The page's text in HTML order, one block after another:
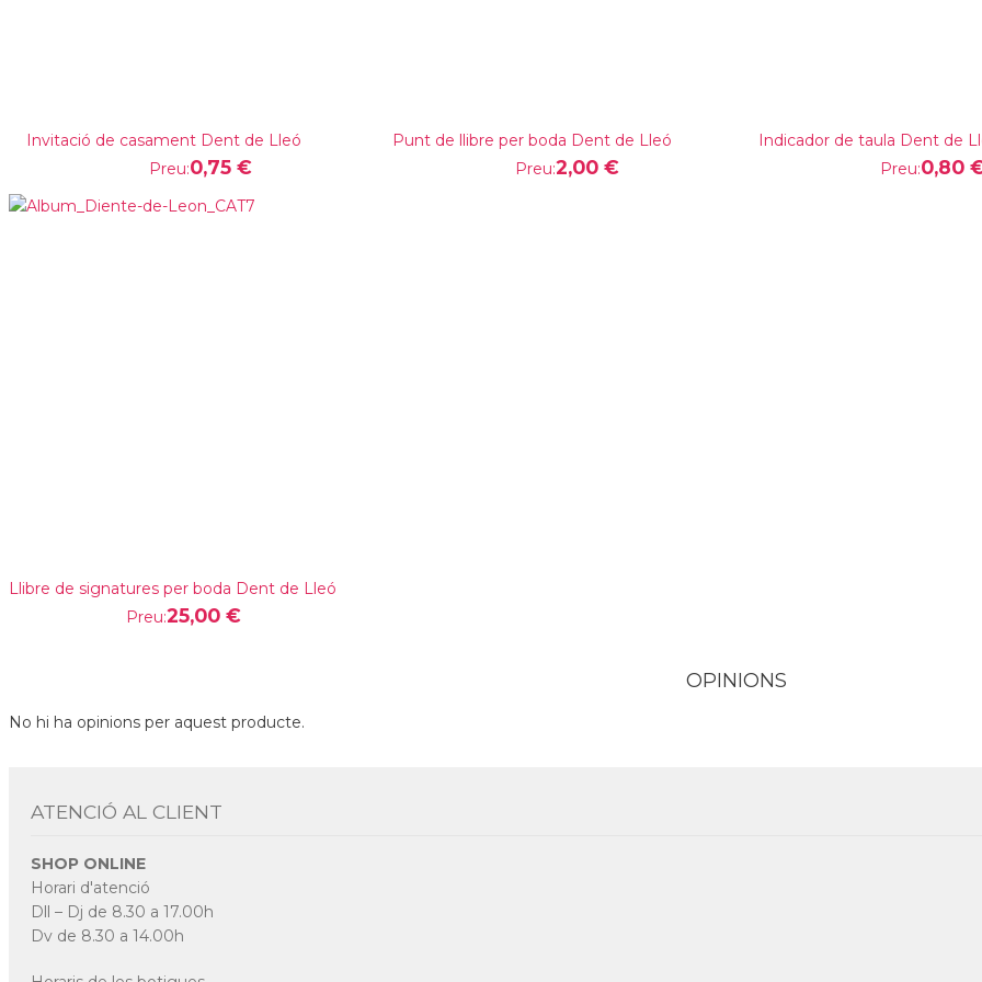
Invitació de casament Dent de Lleó
Preu:0,75 €
Punt de llibre per boda Dent de Lleó
Preu:2,00 €
Indicador de taula Dent de
Preu:0,80
Llibre de signatures per boda Dent de Lleó
Preu:25,00 €
OPINIONS
No hi ha opinions per aquest producte.
ATENCIÓ AL CLIENT
SHOP ONLINE
Horari d'atenció
Dll – Dj de 8.30 a 17.00h
Dv de 8.30 a 14.00h